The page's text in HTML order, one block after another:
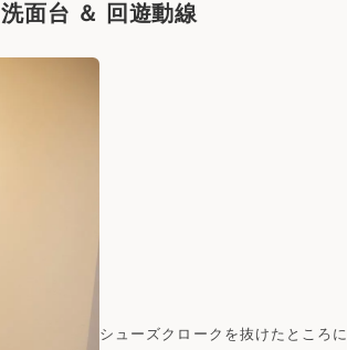
洗面台 ＆ 回遊動線
シューズクロークを抜けたところ